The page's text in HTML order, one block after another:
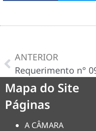
ANTERIOR
Mapa do Site
Páginas
A CÂMARA